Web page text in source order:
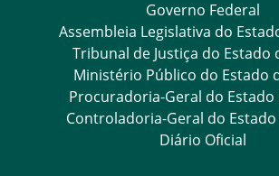
Governo Federal
Assembleia Legislativa do
Tribunal de Justiça do Estado
Ministério Público do Estado
Procuradoria-Geral do Estado
Controladoria-Geral do Estado
Diário Oficial